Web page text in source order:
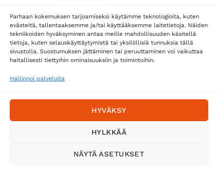
Parhaan kokemuksen tarjoamiseksi käytämme teknologioita, kuten
evästeitä, tallentaaksemme ja/tai käyttääksemme laitetietoja. Näiden
tekniikoiden hyväksyminen antaa meille mahdollisuuden käsitellä
tietoja, kuten selauskäyttäytymistä tai yksilöllisiä tunnuksia tällä
sivustolla. Suostumuksen jättäminen tai peruuttaminen voi vaikuttaa
haitallisesti tiettyihin ominaisuuksiin ja toimintoihin.
Hallinnoi palveluita
HYVÄKSY
HYLKKÄÄ
NÄYTÄ ASETUKSET
Toimitustavat
Posti
Matkahuolto
Tilaa uutiskirje ja saat erikoisalennuksia